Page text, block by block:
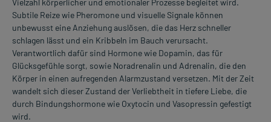
Vielzahl körperlicher und emotionaler Prozesse begleitet wird.
Subtile Reize wie Pheromone und visuelle Signale können
unbewusst eine Anziehung auslösen, die das Herz schneller
schlagen lässt und ein Kribbeln im Bauch verursacht.
Verantwortlich dafür sind Hormone wie Dopamin, das für
Glücksgefühle sorgt, sowie Noradrenalin und Adrenalin, die den
Körper in einen aufregenden Alarmzustand versetzen. Mit der Zeit
wandelt sich dieser Zustand der Verliebtheit in tiefere Liebe, die
durch Bindungshormone wie Oxytocin und Vasopressin gefestigt
wird.